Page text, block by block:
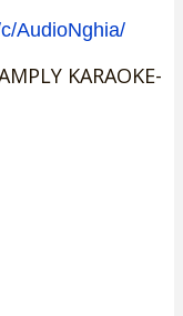
AudioNghia/
KARAOKE-